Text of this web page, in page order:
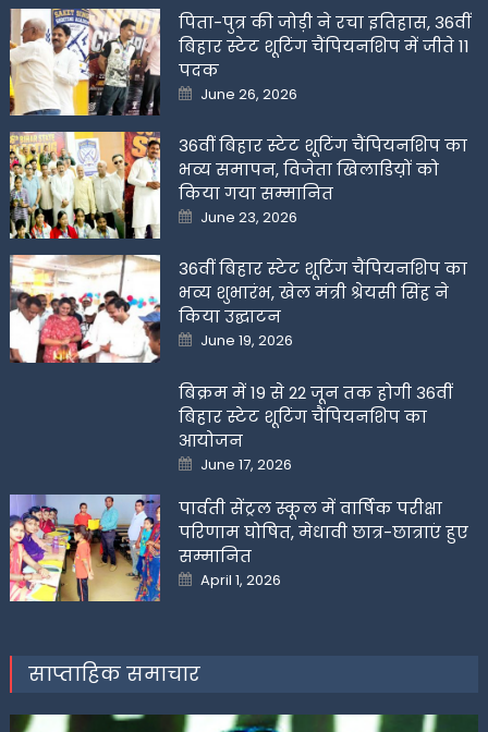
पिता-पुत्र की जोड़ी ने रचा इतिहास, 36वीं
बिहार स्टेट शूटिंग चैंपियनशिप में जीते 11
पदक
Posted
on
June 26, 2026
36वीं बिहार स्टेट शूटिंग चैंपियनशिप का
भव्य समापन, विजेता खिलाडिय़ों को
किया गया सम्मानित
Posted
on
June 23, 2026
36वीं बिहार स्टेट शूटिंग चैंपियनशिप का
भव्य शुभारंभ, खेल मंत्री श्रेयसी सिंह ने
किया उद्घाटन
Posted
on
June 19, 2026
बिक्रम में 19 से 22 जून तक होगी 36वीं
बिहार स्टेट शूटिंग चैंपियनशिप का
आयोजन
Posted
on
June 17, 2026
पार्वती सेंट्रल स्कूल में वार्षिक परीक्षा
परिणाम घोषित, मेधावी छात्र-छात्राएं हुए
सम्मानित
Posted
on
April 1, 2026
साप्ताहिक समाचार